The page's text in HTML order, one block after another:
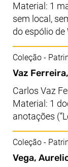
Material: 1
sem local,
do espólio de
Vaz
Coleção -
Carlos Vaz
Material: 1
anotações
Vega,
Coleção -